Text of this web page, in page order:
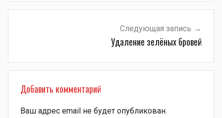
Следующая запись
Удаление зелёных бровей
Добавить комментарий
Ваш адрес email не будет опубликован.